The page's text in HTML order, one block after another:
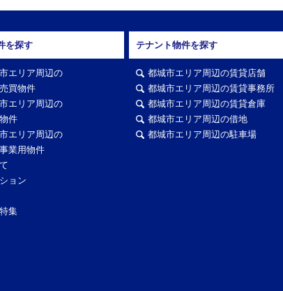
を探す
エリア周辺の
買物件
エリア周辺の
件
エリア周辺の
業用物件
ョン
集
テナント物件を探す
都城市エリア周辺の賃貸店舗
都城市エリア周辺の賃貸事務所
都城市エリア周辺の賃貸倉庫
都城市エリア周辺の借地
都城市エリア周辺の駐車場